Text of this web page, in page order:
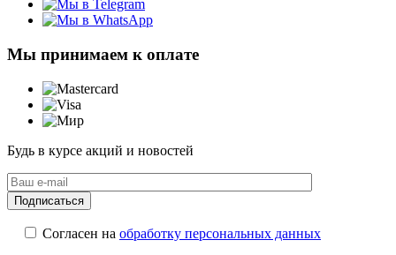
Мы принимаем к оплате
Будь в курсе акций и новостей
Согласен на обработку персональных данных